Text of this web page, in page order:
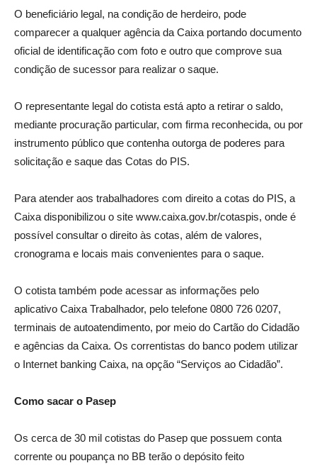
O beneficiário legal, na condição de herdeiro, pode
comparecer a qualquer agência da Caixa portando documento
oficial de identificação com foto e outro que comprove sua
condição de sucessor para realizar o saque.
O representante legal do cotista está apto a retirar o saldo,
mediante procuração particular, com firma reconhecida, ou por
instrumento público que contenha outorga de poderes para
solicitação e saque das Cotas do PIS.
Para atender aos trabalhadores com direito a cotas do PIS, a
Caixa disponibilizou o site www.caixa.gov.br/cotaspis, onde é
possível consultar o direito às cotas, além de valores,
cronograma e locais mais convenientes para o saque.
O cotista também pode acessar as informações pelo
aplicativo Caixa Trabalhador, pelo telefone 0800 726 0207,
terminais de autoatendimento, por meio do Cartão do Cidadão
e agências da Caixa. Os correntistas do banco podem utilizar
o Internet banking Caixa, na opção “Serviços ao Cidadão”.
Como sacar o Pasep
Os cerca de 30 mil cotistas do Pasep que possuem conta
corrente ou poupança no BB terão o depósito feito